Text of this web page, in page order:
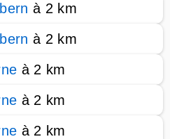
à 2 km
à 2 km
à 2 km
à 2 km
à 2 km